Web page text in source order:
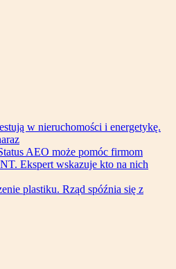
w nieruchomości i energetykę.
AEO może pomóc firmom
Ekspert wskazuje kto na nich
plastiku. Rząd spóźnia się z